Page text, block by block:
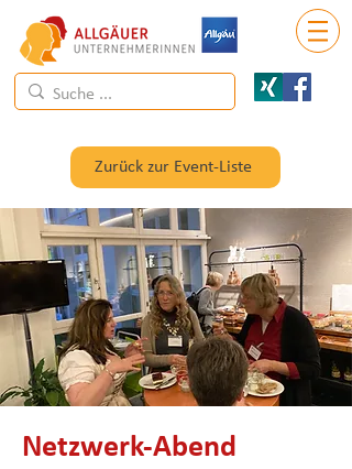
Zurück zur Event-Liste
Netzwerk-Abend